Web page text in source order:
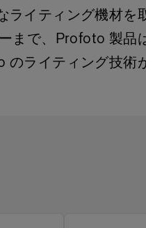
イティング機材を
まで、Profoto 製
ライティング技術